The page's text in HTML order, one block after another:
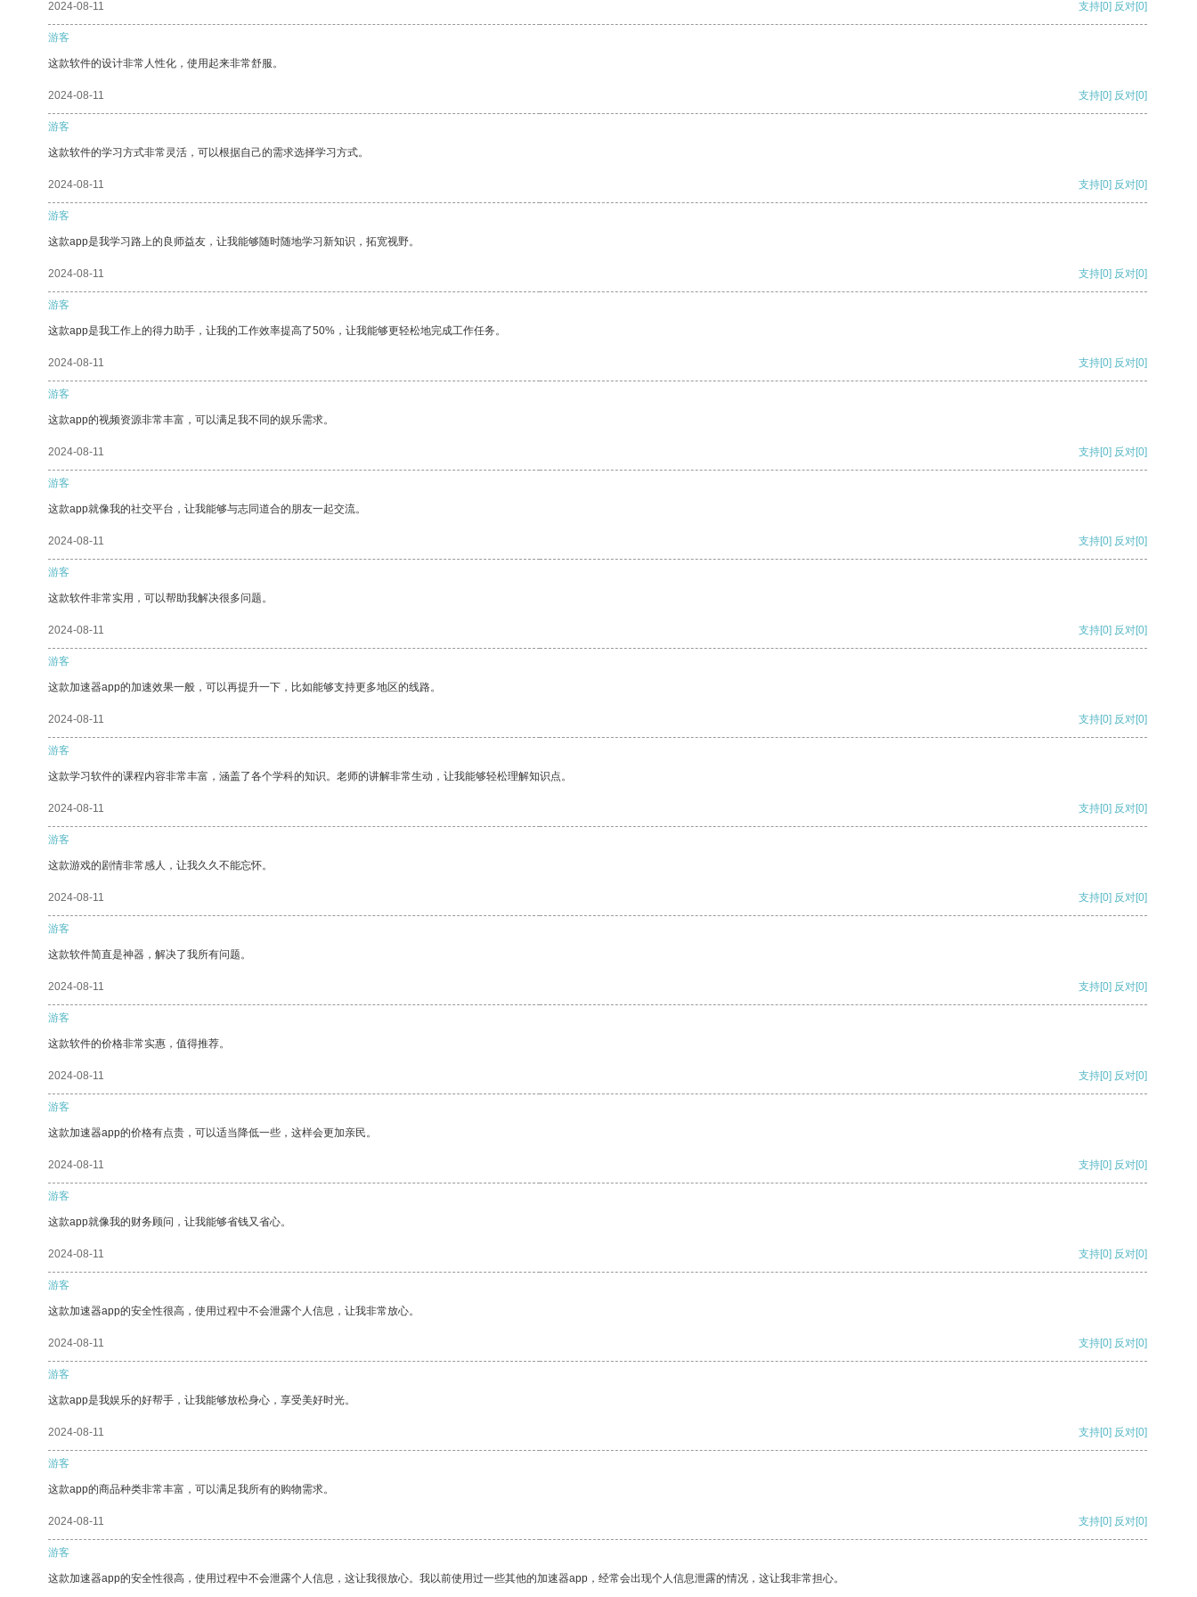
2024-08-11 支持[0] 反对[0]
游客
这款软件的设计非常人性化，使用起来非常舒服。
2024-08-11 支持[0] 反对[0]
游客
这款软件的学习方式非常灵活，可以根据自己的需求选择学习方式。
2024-08-11 支持[0] 反对[0]
游客
这款app是我学习路上的良师益友，让我能够随时随地学习新知识，拓宽视野。
2024-08-11 支持[0] 反对[0]
游客
这款app是我工作上的得力助手，让我的工作效率提高了50%，让我能够更轻松地完成工作任务。
2024-08-11 支持[0] 反对[0]
游客
这款app的视频资源非常丰富，可以满足我不同的娱乐需求。
2024-08-11 支持[0] 反对[0]
游客
这款app就像我的社交平台，让我能够与志同道合的朋友一起交流。
2024-08-11 支持[0] 反对[0]
游客
这款软件非常实用，可以帮助我解决很多问题。
2024-08-11 支持[0] 反对[0]
游客
这款加速器app的加速效果一般，可以再提升一下，比如能够支持更多地区的线路。
2024-08-11 支持[0] 反对[0]
游客
这款学习软件的课程内容非常丰富，涵盖了各个学科的知识。老师的讲解非常生动，让我能够轻松理解知识点。
2024-08-11 支持[0] 反对[0]
游客
这款游戏的剧情非常感人，让我久久不能忘怀。
2024-08-11 支持[0] 反对[0]
游客
这款软件简直是神器，解决了我所有问题。
2024-08-11 支持[0] 反对[0]
游客
这款软件的价格非常实惠，值得推荐。
2024-08-11 支持[0] 反对[0]
游客
这款加速器app的价格有点贵，可以适当降低一些，这样会更加亲民。
2024-08-11 支持[0] 反对[0]
游客
这款app就像我的财务顾问，让我能够省钱又省心。
2024-08-11 支持[0] 反对[0]
游客
这款加速器app的安全性很高，使用过程中不会泄露个人信息，让我非常放心。
2024-08-11 支持[0] 反对[0]
游客
这款app是我娱乐的好帮手，让我能够放松身心，享受美好时光。
2024-08-11 支持[0] 反对[0]
游客
这款app的商品种类非常丰富，可以满足我所有的购物需求。
2024-08-11 支持[0] 反对[0]
游客
这款加速器app的安全性很高，使用过程中不会泄露个人信息，这让我很放心。我以前使用过一些其他的加速器app，经常会出现个人信息泄露的情况，这让我非常担心。